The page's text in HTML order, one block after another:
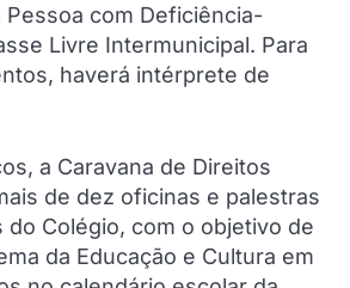
com Deficiência-
Livre Intermunicipal. Para
haverá intérprete de
a Caravana de Direitos
de dez oficinas e palestras
do Colégio, com o objetivo de
da Educação e Cultura em